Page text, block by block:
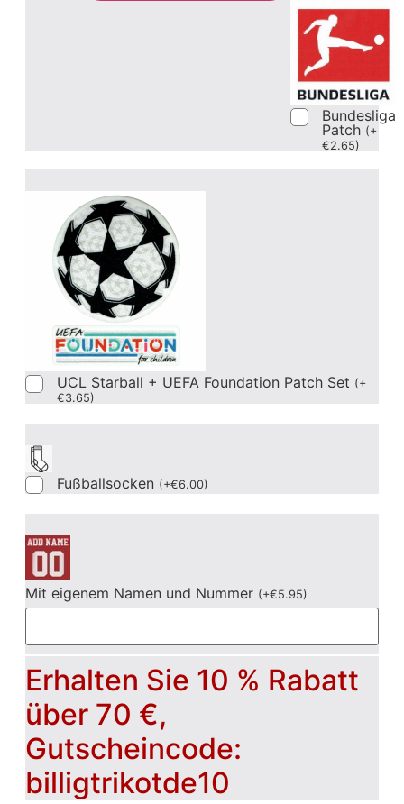
Bundesliga
Patch (+
€2.65)
UCL Starball + UEFA Foundation Patch Set (+
€3.65)
Fußballsocken (+€6.00)
Mit eigenem Namen und Nummer (+€5.95)
Erhalten Sie 10 % Rabatt
über 70 €,
Gutscheincode:
billigtrikotde10